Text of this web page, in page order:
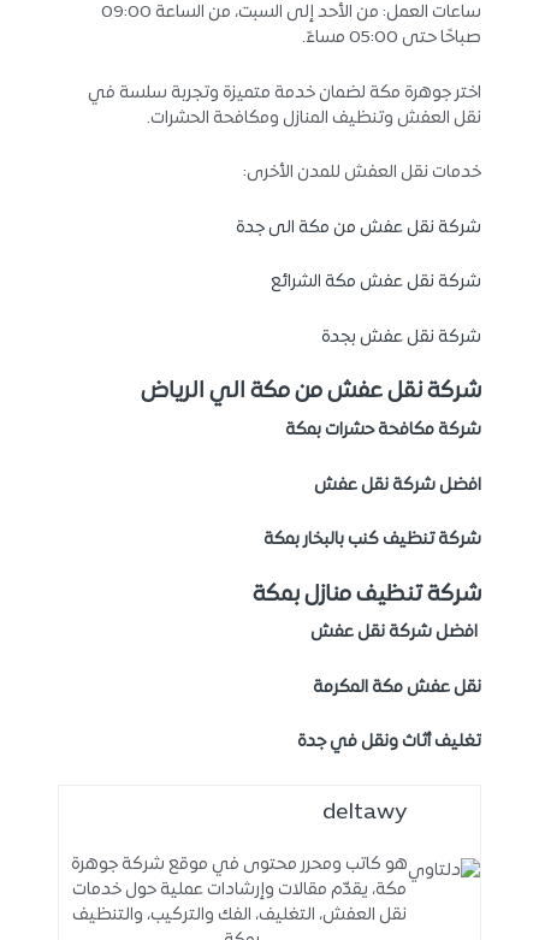
ساعات العمل: من الأحد إلى السبت، من الساعة 09:00
صباحًا حتى 05:00 مساءً.
اختر جوهرة مكة لضمان خدمة متميزة وتجربة سلسة في
نقل العفش وتنظيف المنازل ومكافحة الحشرات.
خدمات نقل العفش للمدن الأخرى:
شركة نقل عفش من مكة الى جدة
شركة نقل عفش مكة الشرائع
شركة نقل عفش بجدة
شركة نقل عفش من مكة الي الرياض
شركة مكافحة حشرات بمكة
افضل شركة نقل عفش
شركة تنظيف كنب بالبخار بمكة
شركة تنظيف منازل بمكة
افضل شركة نقل عفش
نقل عفش مكة المكرمة
تغليف أثاث ونقل في جدة
deltawy
هو كاتب ومحرر محتوى في موقع شركة جوهرة
مكة، يقدّم مقالات وإرشادات عملية حول خدمات
نقل العفش، التغليف، الفك والتركيب، والتنظيف